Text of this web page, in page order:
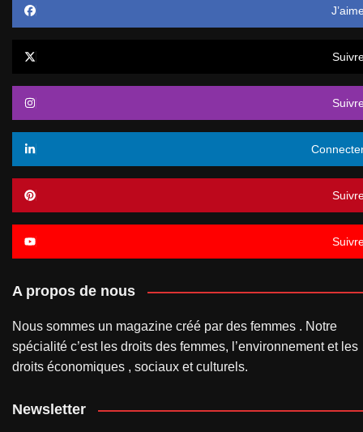
A propos de nous
Nous sommes un magazine créé par des femmes . Notre
spécialité c’est les droits des femmes, l’environnement et les
droits économiques , sociaux et culturels.
Newsletter